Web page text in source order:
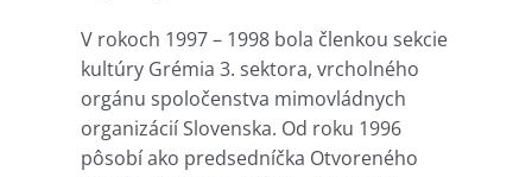
V rokoch 1997 – 1998 bola členkou sekcie
kultúry Grémia 3. sektora, vrcholného
orgánu spoločenstva mimovládnych
organizácií Slovenska. Od roku 1996
pôsobí ako predsedníčka Otvoreného